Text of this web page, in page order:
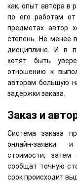
как, опыт автора в
по его работам
предметах автор
степень. Не менее
дисциплине. И в
хотят быть
отношению к
авторам большую
задержки заказа.
Заказ и
Система заказа
онлайн-заявки и
стоимости, затем
сообщат точную
срок происходит